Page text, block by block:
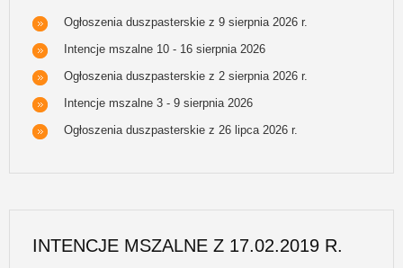
Ogłoszenia duszpasterskie z 9 sierpnia 2026 r.
Intencje mszalne 10 - 16 sierpnia 2026
Ogłoszenia duszpasterskie z 2 sierpnia 2026 r.
Intencje mszalne 3 - 9 sierpnia 2026
Ogłoszenia duszpasterskie z 26 lipca 2026 r.
INTENCJE MSZALNE Z 17.02.2019 R.